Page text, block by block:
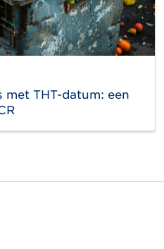
met THT-datum: een